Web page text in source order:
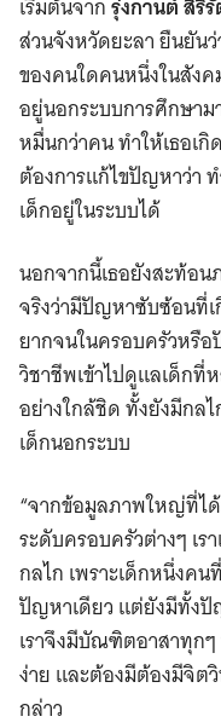
ส่วนจังหวัดยะลา ยืนยัน
ของคนใดคนหนึ่งในสังค
อยู่นอกระบบการศึกษา
หมื่นกว่าคน ทำให้เธอเ
ต้องการแก้ไขปัญหาว่า
เด็กอยู่ในระบบได้
นอกจากนี้เธอยังสะท้อ
จริงว่ามีปัญหาซับซ้อนที่เ
ยากจนในครอบครัวหรื
วิชาชีพเข้าไปดูแลเด็ก
อย่างใกล้ชิด ทั้งยังมีกลไ
เด็กนอกระบบ
“จากข้อมูลภาพใหญ่ที่ไ
ระดับครอบครัวต่างๆ เร
กลไก เพราะเด็กหนึ่งค
ปัญหาเดียว แต่ยังมีทั้ง
เราจึงมีบัณฑิตอาสาทุกๆ
ง่าย และต้องมีต้องมีจิต
กล่าว